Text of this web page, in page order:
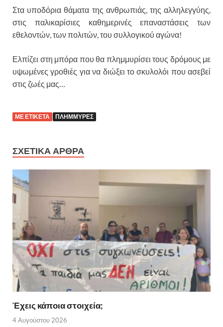
Στα υποδόρια θάματα της ανθρωπιάς, της αλληλεγγύης,
στις παλικαρίσιες καθημερινές επαναστάσεις των
εθελοντών, των πολιτών, του συλλογικού αγώνα!
Ελπίζει στη μπόρα που θα πλημμυρίσει τους δρόμους με
υψωμένες γροθιές για να διώξει το σκυλολόι που ασεβεί
στις ζωές μας…
ΜΕ ΕΤΙΚΕΤΑ ΠΛΗΜΜΥΡΕΣ
ΣΧΕΤΙΚΑ ΑΡΘΡΑ
Έχεις κάποια στοιχεία;
4 Αυγούστου 2026